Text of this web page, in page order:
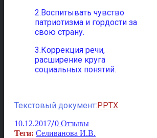
2.Воспитывать чувство
патриотизма и гордости за
свою страну.
3.Коррекция речи,
расширение круга
социальных понятий.
Текстовый документ:PPTX
10.12.2017/0 Отзывы
Теги: Селиванова И.В.